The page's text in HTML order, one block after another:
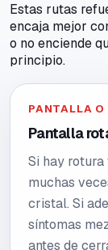
Estas rutas
encaja mejor
o no enciende
principio.
PANTALLA
Pantalla
Si hay
muchas
cristal. Si
síntomas
antes de